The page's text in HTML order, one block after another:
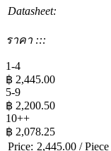
Datasheet:
ราคา :::
1-4
฿ 2,445.00
5-9
฿ 2,200.50
10++
฿ 2,078.25
Price: 2,445.00 / Piece